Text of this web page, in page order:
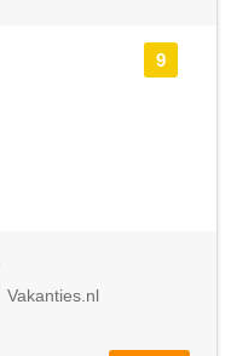
9
Vakanties.nl